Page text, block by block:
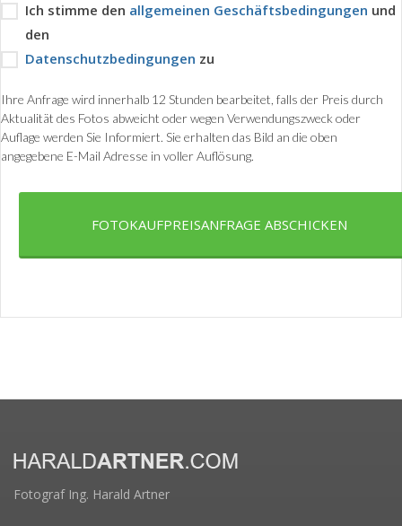
Ich stimme den allgemeinen Geschäftsbedingungen und
den
Datenschutzbedingungen zu
Ihre Anfrage wird innerhalb 12 Stunden bearbeitet, falls der Preis durch
Aktualität des Fotos abweicht oder wegen Verwendungszweck oder
Auflage werden Sie Informiert. Sie erhalten das Bild an die oben
angegebene E-Mail Adresse in voller Auflösung.
FOTOKAUFPREISANFRAGE ABSCHICKEN
Fotograf Ing. Harald Artner